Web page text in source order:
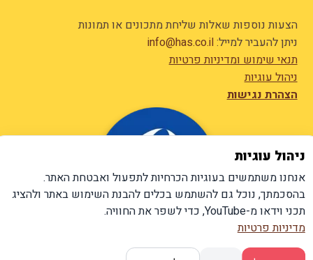
ניהול עוגיות
אנחנו משתמשים בעוגיות הכרחיות לתפעול ואבטחת האתר.
בהסכמתך, נוכל גם להשתמש בכלים להבנת השימוש באתר ולהציג
תכני וידאו מ-YouTube, כדי לשפר את החוויה.
מדיניות פרטיות
הצעות נוספות שאלות שליחת מתכונים או תמונות
ניתן להעביר למייל:info@has.co.il
תנאי שימוש ומדיניות פרטיות
ניהול עוגיות
הצהרת נגישות